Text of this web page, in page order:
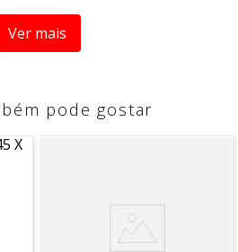
seu ambiente, seja ele uma
uma loja e etc.
diferencial é poder ser
decorar o seu ambiente, fácil
Ver mais
pode gostar